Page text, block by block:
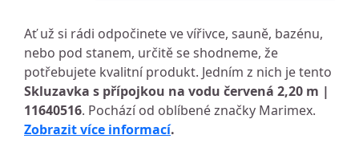
Ať už si rádi odpočinete ve vířivce, sauně, bazénu,
nebo pod stanem, určitě se shodneme, že
potřebujete kvalitní produkt. Jedním z nich je tento
Skluzavka s přípojkou na vodu červená 2,20 m |
11640516. Pochází od oblíbené značky Marimex.
Zobrazit více informací.